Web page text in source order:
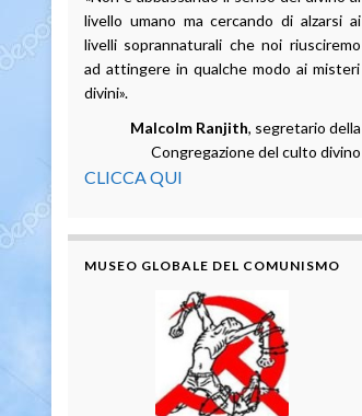
livello umano ma cercando di alzarsi ai
livelli soprannaturali che noi riusciremo
ad attingere in qualche modo ai misteri
divini».
Malcolm Ranjith, segretario della
Congregazione del culto divino
CLICCA QUI
MUSEO GLOBALE DEL COMUNISMO